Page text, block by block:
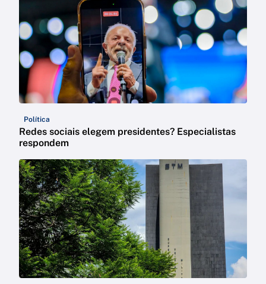
Política
Redes sociais elegem presidentes? Especialistas
respondem